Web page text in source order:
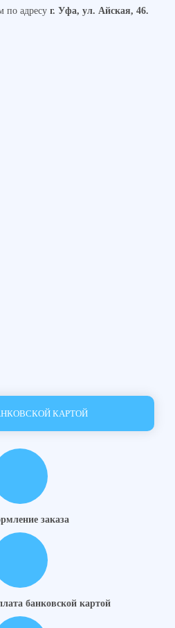
по адресу г. Уфа, ул. Айская, 46.
КАРТОЙ
заказа
банковской картой